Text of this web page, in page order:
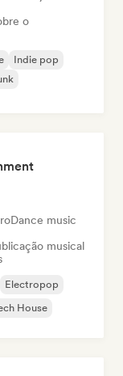
o
Indie pop
Dance music
musical
Electropop
House